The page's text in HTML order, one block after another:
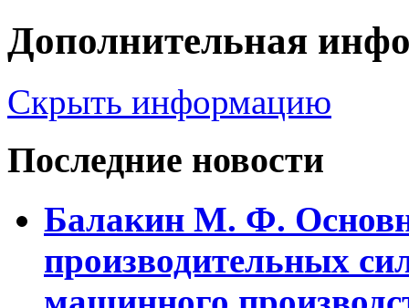
Дополнительная
Скрыть информацию
Последние новости
Балакин М. Ф.
пpоизводительных